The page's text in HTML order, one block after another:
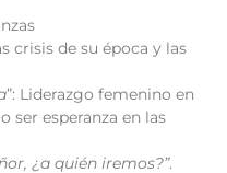
crisis de su época y las
”: Liderazgo femenino en
ser esperanza en las
¿a quién iremos?”.